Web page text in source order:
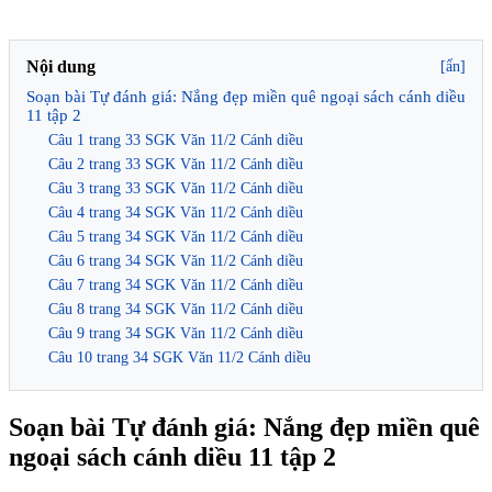
Nội dung [ẩn]
Soạn bài Tự đánh giá: Nắng đẹp miền quê ngoại sách cánh diều
11 tập 2
Câu 1 trang 33 SGK Văn 11/2 Cánh diều
Câu 2 trang 33 SGK Văn 11/2 Cánh diều
Câu 3 trang 33 SGK Văn 11/2 Cánh diều
Câu 4 trang 34 SGK Văn 11/2 Cánh diều
Câu 5 trang 34 SGK Văn 11/2 Cánh diều
Câu 6 trang 34 SGK Văn 11/2 Cánh diều
Câu 7 trang 34 SGK Văn 11/2 Cánh diều
Câu 8 trang 34 SGK Văn 11/2 Cánh diều
Câu 9 trang 34 SGK Văn 11/2 Cánh diều
Câu 10 trang 34 SGK Văn 11/2 Cánh diều
Soạn bài Tự đánh giá: Nắng đẹp miền quê
ngoại sách cánh diều 11 tập 2